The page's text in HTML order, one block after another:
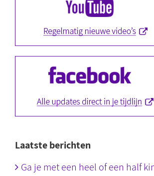
Laatste berichten
Ga je met een heel of een half